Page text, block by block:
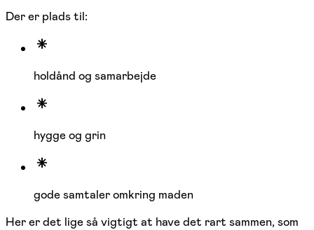
Der er plads til:
holdånd og samarbejde
hygge og grin
gode samtaler omkring maden
Her er det lige så vigtigt at have det rart sammen, som